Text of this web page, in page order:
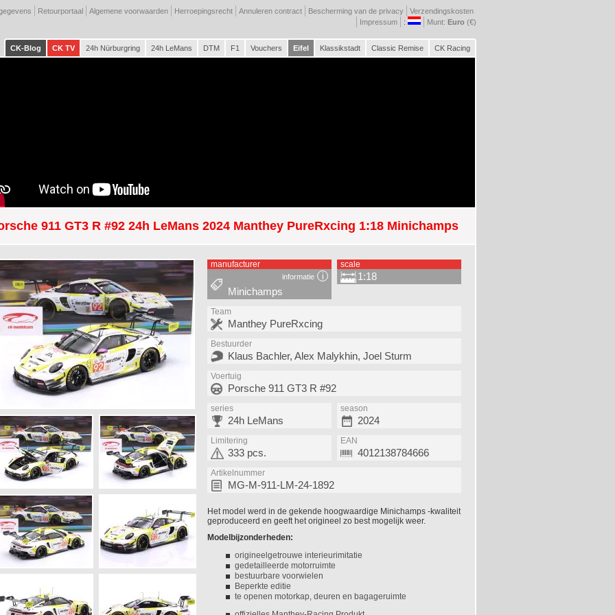
Retourportaal Algemene voorwaarden Herroepingsrecht Annuleren contract Bescherming van de privacy
Verzendingskosten
Impressum
: Munt: Euro (€)
CK-Blog CK TV 24h Nürburgring 24h LeMans DTM F1 Vouchers Eifel Klassikstadt Classic Remise CK Racing
911 GT3 R #92 24h LeMans 2024 Manthey PureRxcing 1:18 Minichamps
manufacturer
informatie
Minichamps
scale
1:18
Team
Manthey PureRxcing
Bestuurder
Klaus Bachler, Alex Malykhin, Joel Sturm
Voertuig
Porsche 911 GT3 R #92
series
24h LeMans
season
2024
Limitering
333 pcs.
EAN
4012138784666
Artikelnummer
MG-M-911-LM-24-1892
Het model werd in de gekende hoogwaardige Minichamps -kwaliteit
geproduceerd en geeft het origineel zo best mogelijk weer.
Modelbijzonderheden:
origineelgetrouwe interieurimitatie
gedetailleerde motorruimte
bestuurbare voorwielen
Beperkte editie
te openen motorkap, deuren en bagageruimte